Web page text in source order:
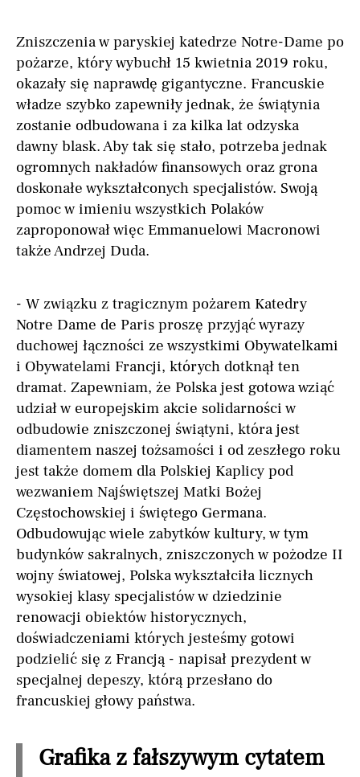
Zniszczenia w paryskiej katedrze Notre-Dame po
pożarze, który wybuchł 15 kwietnia 2019 roku,
okazały się naprawdę gigantyczne. Francuskie
władze szybko zapewniły jednak, że świątynia
zostanie odbudowana i za kilka lat odzyska
dawny blask. Aby tak się stało, potrzeba jednak
ogromnych nakładów finansowych oraz grona
doskonałe wykształconych specjalistów. Swoją
pomoc w imieniu wszystkich Polaków
zaproponował więc Emmanuelowi Macronowi
także Andrzej Duda.
- W związku z tragicznym pożarem Katedry
Notre Dame de Paris proszę przyjąć wyrazy
duchowej łączności ze wszystkimi Obywatelkami
i Obywatelami Francji, których dotknął ten
dramat. Zapewniam, że Polska jest gotowa wziąć
udział w europejskim akcie solidarności w
odbudowie zniszczonej świątyni, która jest
diamentem naszej tożsamości i od zeszłego roku
jest także domem dla Polskiej Kaplicy pod
wezwaniem Najświętszej Matki Bożej
Częstochowskiej i świętego Germana.
Odbudowując wiele zabytków kultury, w tym
budynków sakralnych, zniszczonych w pożodze II
wojny światowej, Polska wykształciła licznych
wysokiej klasy specjalistów w dziedzinie
renowacji obiektów historycznych,
doświadczeniami których jesteśmy gotowi
podzielić się z Francją - napisał prezydent w
specjalnej depeszy, którą przesłano do
francuskiej głowy państwa.
Grafika z fałszywym cytatem